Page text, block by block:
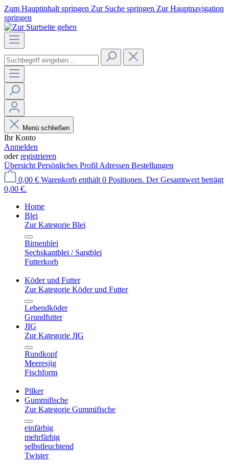
Zum Hauptinhalt springen Zur Suche springen Zur Hauptnavigation
springen
Menü schließen
Ihr Konto
Anmelden
oderregistrieren
Übersicht Persönliches Profil Adressen Bestellungen
0,00 € Warenkorb enthält 0 Positionen. Der Gesamtwert beträgt
0,00 €.
Home
Blei
Zur Kategorie Blei
Birnenblei
Sechskantblei / Sargblei
Futterkorb
Köder und Futter
Zur Kategorie Köder und Futter
Lebendköder
Grundfutter
JIG
Zur Kategorie JIG
Rundkopf
Meeresjig
Fischform
Pilker
Gummifische
Zur Kategorie Gummifische
einfärbig
mehrfärbig
selbstleuchtend
Twister